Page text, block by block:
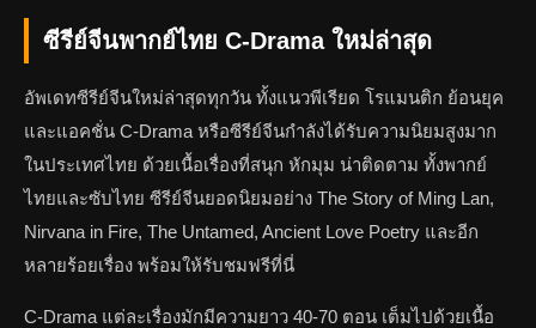
ซีรีย์จีนพากย์ไทย C-Drama ใหม่ล่าสุด
อัพเดทซีรีย์จีนใหม่ล่าสุดทุกวัน ทั้งแนวพีเรียด โรแมนติก ย้อนยุค
และแอคชั่น C-Drama หรือซีรีย์จีนกำลังได้รับความนิยมสูงมาก
ในประเทศไทย ด้วยเนื้อเรื่องที่สนุก หักมุม น่าติดตาม ทั้งพากย์
ไทยและซับไทย ซีรีย์จีนยอดนิยมอย่าง The Story of Ming Lan,
Nirvana in Fire, The Untamed, Ancient Love Poetry และอีก
หลายร้อยเรื่อง พร้อมให้รับชมฟรีที่นี่
C-Drama แต่ละเรื่องมักมีความยาว 40-70 ตอน เต็มไปด้วยเนื้อ